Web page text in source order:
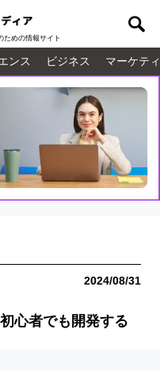
ための情報サイト
ンス ビジネス マーケテ
2024/08/31
心者でも開発する